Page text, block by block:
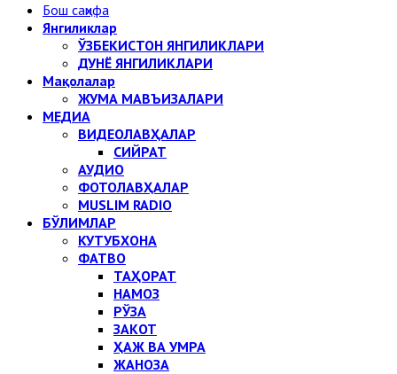
Бош саҳифа
Янгиликлар
ЎЗБЕКИСТОН ЯНГИЛИКЛАРИ
ДУНЁ ЯНГИЛИКЛАРИ
Мақолалар
ЖУМА МАВЪИЗАЛАРИ
МЕДИА
ВИДЕОЛАВҲАЛАР
СИЙРАТ
АУДИО
ФОТОЛАВҲАЛАР
MUSLIM RADIO
БЎЛИМЛАР
КУТУБХОНА
ФАТВО
ТАҲОРАТ
НАМОЗ
РЎЗА
ЗАКОТ
ҲАЖ ВА УМРА
ЖАНОЗА